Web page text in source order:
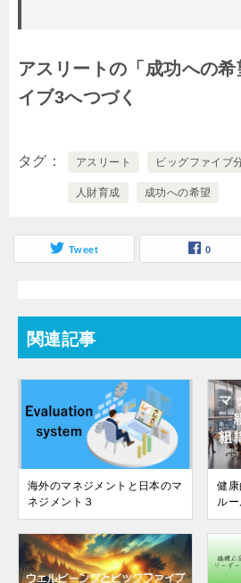
アスリートの「成功への
イブ3へつづく
タグ アスリート ビッグファイブ
人財育成 成功への希望
Tweet 0
関連記事
海外のマネジメントと日本のマ
ネジメント３
健康
ル